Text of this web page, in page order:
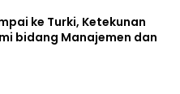
ke Turki, Ketekunan
bidang Manajemen dan